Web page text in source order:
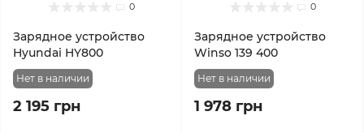
0
Зарядное устройство
Hyundai HY800
Нет в наличии
2 195 грн
0
Зарядное устройство
Winso 139 400
Нет в наличии
1 978 грн